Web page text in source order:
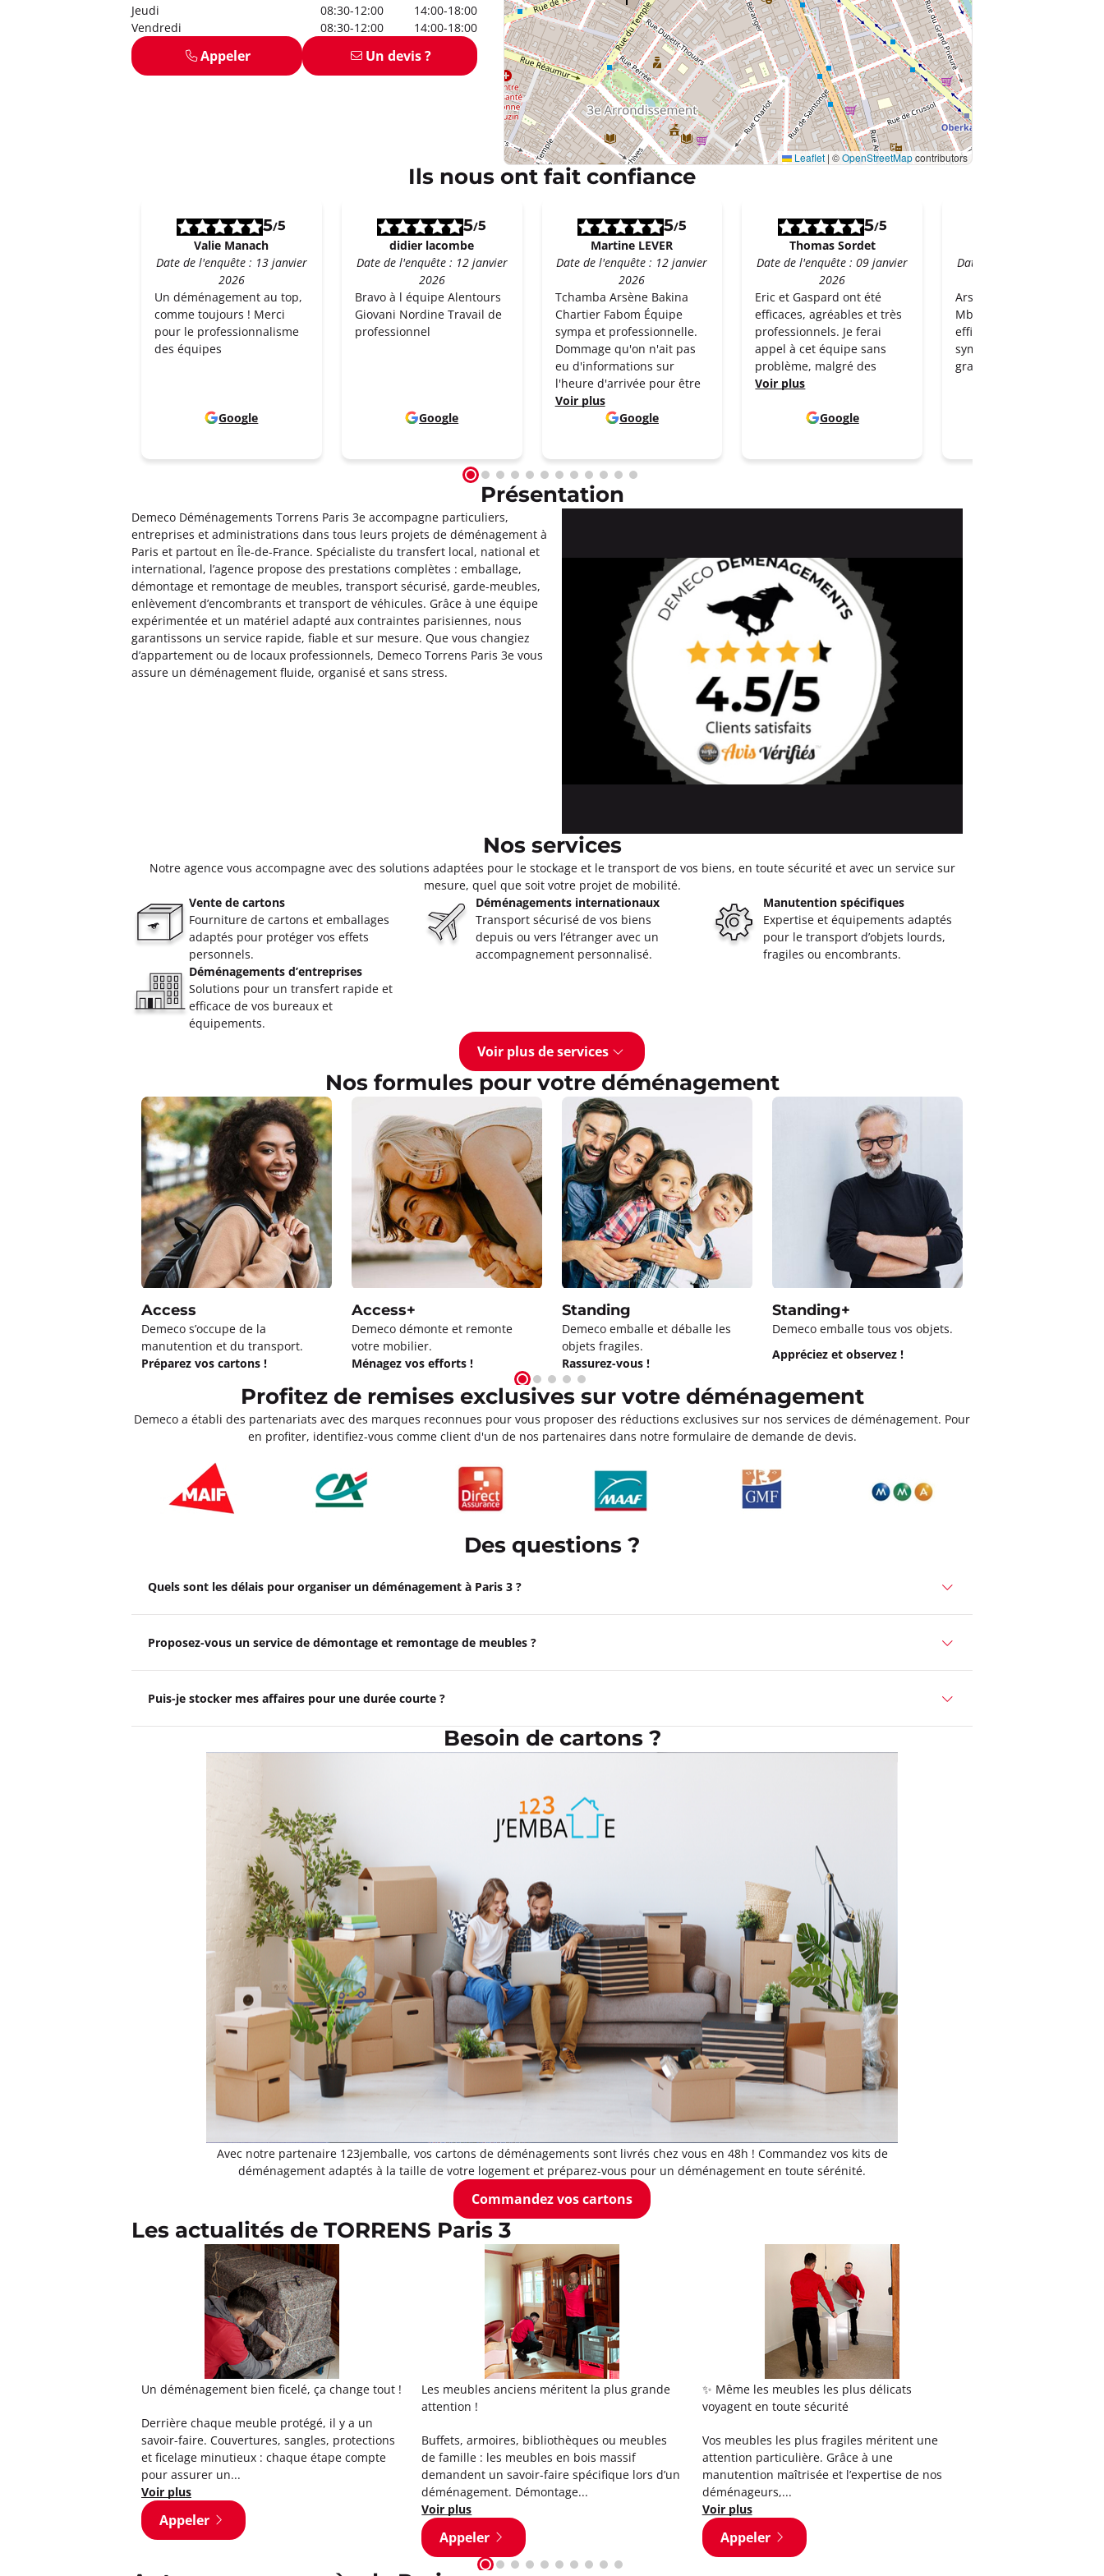
Jeudi
08:30-12:00
14:00-18:00
Vendredi
08:30-12:00 14:00-18:00
Appeler Un devis ?
Leaflet | ©OpenStreetMapcontributors
Ils nous ont fait confiance
5/5
Valie Manach
Date de l'enquête : 13 janvier
2026
Un déménagement au top,
comme toujours ! Merci
pour le professionnalisme
des équipes
Google
5/5
didier lacombe
Date de l'enquête : 12 janvier
2026
Bravo à l équipe Alentours
Giovani Nordine Travail de
professionnel
Google
5/5
Martine LEVER
Date de l'enquête : 12 janvier
2026
Tchamba Arsène Bakina
Chartier Fabom Équipe
sympa et professionnelle.
Dommage qu'on n'ait pas
eu d'informations sur
l'heure d'arrivée pour être
Voir plus
Google
5/5
Thomas Sordet
Date de l'enquête : 09 janvier
2026
Eric et Gaspard ont été
efficaces, agréables et très
professionnels. Je ferai
appel à cet équipe sans
problème, malgré des
Voir plus
Google
Date de l'enquête : 09
Arsene Tchamba
Mbeufonjoh Équipe très
efficace, rapide, attentive
sympathique!! Top!! Un
grand merci
Présentation
Demeco Déménagements Torrens Paris 3e accompagne particuliers,
entreprises et administrations dans tous leurs projets de déménagement à
Paris et partout en Île-de-France. Spécialiste du transfert local, national et
international, l’agence propose des prestations complètes : emballage,
démontage et remontage de meubles, transport sécurisé, garde-meubles,
enlèvement d’encombrants et transport de véhicules. Grâce à une équipe
expérimentée et un matériel adapté aux contraintes parisiennes, nous
garantissons un service rapide, fiable et sur mesure. Que vous changiez
d’appartement ou de locaux professionnels, Demeco Torrens Paris 3e vous
assure un déménagement fluide, organisé et sans stress.
Nos services
Notre agence vous accompagne avec des solutions adaptées pour le stockage et le transport de vos biens, en toute sécurité et avec un service sur
mesure, quel que soit votre projet de mobilité.
Vente de cartons
Fourniture de cartons et emballages
adaptés pour protéger vos effets
personnels.
Déménagements internationaux
Transport sécurisé de vos biens
depuis ou vers l’étranger avec un
accompagnement personnalisé.
Manutention spécifiques
Expertise et équipements adaptés
pour le transport d’objets lourds,
fragiles ou encombrants.
Déménagements d’entreprises
Solutions pour un transfert rapide et
efficace de vos bureaux et
équipements.
Voir plus de services
Nos formules pour votre déménagement
Access
Demeco s’occupe de la
manutention et du transport.
Préparez vos cartons !
Access+
Demeco démonte et remonte
votre mobilier.
Ménagez vos efforts !
Standing
Demeco emballe et déballe les
objets fragiles.
Rassurez-vous !
Standing+
Demeco emballe tous vos objets.
Appréciez et observez !
Profitez de remises exclusives sur votre déménagement
Demeco a établi des partenariats avec des marques reconnues pour vous proposer des réductions exclusives sur nos services de déménagement. Pour
en profiter, identifiez-vous comme client d'un de nos partenaires dans notre formulaire de demande de devis.
Des questions ?
Quels sont les délais pour organiser un déménagement à Paris 3 ?
Proposez-vous un service de démontage et remontage de meubles ?
Puis-je stocker mes affaires pour une durée courte ?
Besoin de cartons ?
Avec notre partenaire 123jemballe, vos cartons de déménagements sont livrés chez vous en 48h ! Commandez vos kits de
déménagement adaptés à la taille de votre logement et préparez-vous pour un déménagement en toute sérénité.
Commandez vos cartons
Les actualités de TORRENS Paris 3
Un déménagement bien ficelé, ça change tout !
Derrière chaque meuble protégé, il y a un
savoir-faire. Couvertures, sangles, protections
et ficelage minutieux : chaque étape compte
pour assurer un...
Voir plus
Appeler
Les meubles anciens méritent la plus grande
attention !
Buffets, armoires, bibliothèques ou meubles
de famille : les meubles en bois massif
demandent un savoir-faire spécifique lors d’un
déménagement. Démontage...
Voir plus
Appeler
✨ Même les meubles les plus délicats
voyagent en toute sécurité
Vos meubles les plus fragiles méritent une
attention particulière. Grâce à une
manutention maîtrisée et l’expertise de nos
déménageurs,...
Voir plus
Appeler